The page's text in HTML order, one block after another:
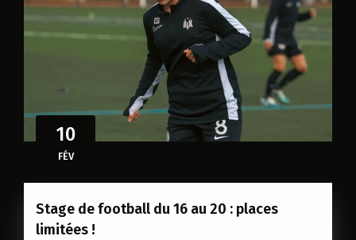
10
FÉV
Stage de football du 16 au 20 : places
limitées !